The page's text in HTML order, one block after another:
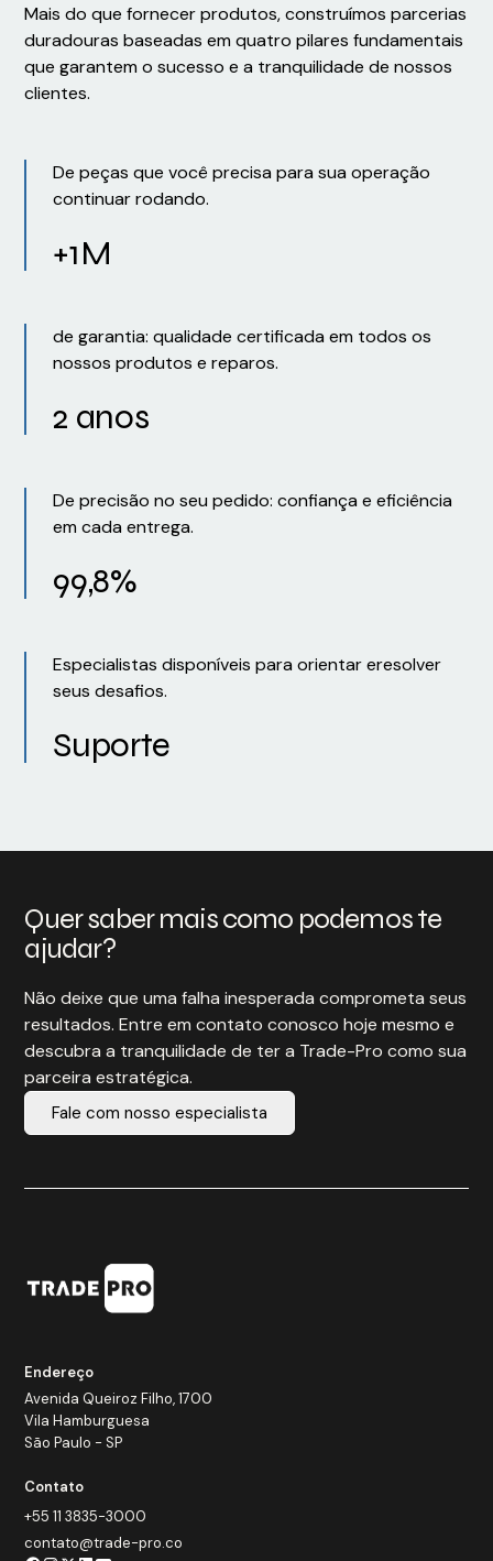
Mais do que fornecer produtos, construímos parcerias
duradouras baseadas em quatro pilares fundamentais
que garantem o sucesso e a tranquilidade de nossos
clientes.
De peças que você precisa para sua operação
continuar rodando.
+1M
de garantia: qualidade certificada em todos os
nossos produtos e reparos.
2 anos
De precisão no seu pedido: confiança e eficiência
em cada entrega.
99,8%
Especialistas disponíveis para orientar eresolver
seus desafios.
Suporte
Quer saber mais como podemos te
ajudar?
Não deixe que uma falha inesperada comprometa seus
resultados. Entre em contato conosco hoje mesmo e
descubra a tranquilidade de ter a Trade-Pro como sua
parceira estratégica.
Fale com nosso especialista
Endereço
Avenida Queiroz Filho, 1700
Vila Hamburguesa
São Paulo - SP
Contato
+55 11 3835-3000
contato@trade-pro.co